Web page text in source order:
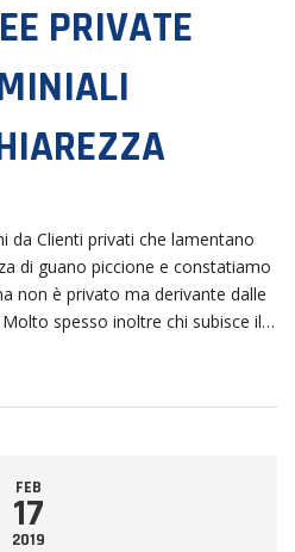
PRIVATE
da Clienti privati che lamentano
di guano piccione e constatiamo
non è privato ma derivante dalle
spesso inoltre chi subisce il…
FEB
17
2019